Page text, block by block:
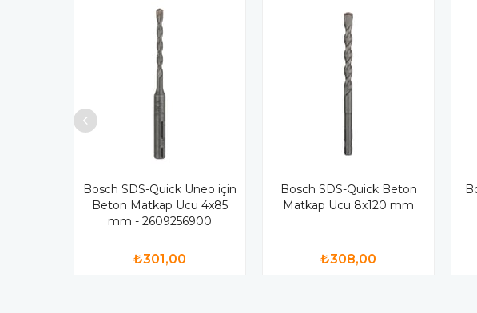
Bosch SDS-Quick Uneo için
Beton Matkap Ucu 4x85
mm - 2609256900
₺301,00
Bosch SDS-Quick Beton
Matkap Ucu 8x120 mm
₺308,00